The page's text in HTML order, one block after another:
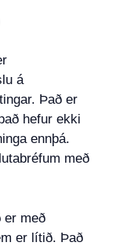
á
Það er
hefur ekki
ennþá.
með
er með
er lítið. Það